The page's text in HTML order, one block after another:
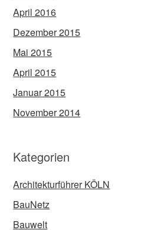
April 2016
Dezember 2015
Mai 2015
April 2015
Januar 2015
November 2014
Kategorien
Architekturführer KÖLN
BauNetz
Bauwelt